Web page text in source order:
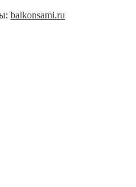
balkonsami.ru